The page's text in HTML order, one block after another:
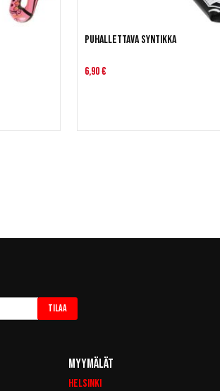
Puhallettava syntikka
6,90 €
Tilaa
Myymälät
Helsinki